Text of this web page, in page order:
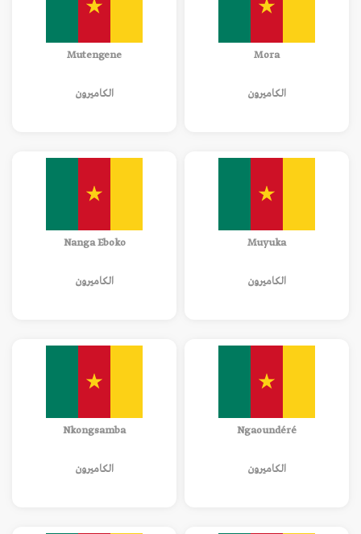
Mora
الكاميرون
Mutengene
الكاميرون
Muyuka
الكاميرون
Nanga Eboko
الكاميرون
Ngaoundéré
الكاميرون
Nkongsamba
الكاميرون